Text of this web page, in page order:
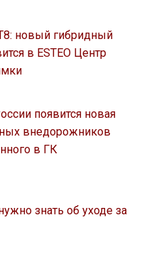
новый гибридный
в ESTEO Центр
появится новая
внедорожников
в ГК
знать об уходе за